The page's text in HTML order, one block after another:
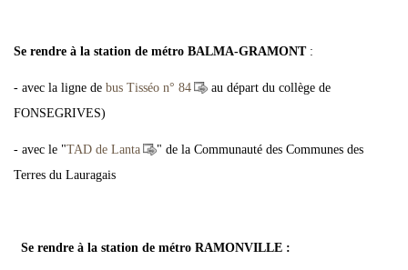
Se rendre à la station de métro BALMA-GRAMONT:
- avec la ligne de bus Tisséo n° 84
au départ du collège de
FONSEGRIVES)
- avec le "TAD de Lanta
" de la Communauté des Communes des
Terres du Lauragais
Se rendre à la station de métro RAMONVILLE :